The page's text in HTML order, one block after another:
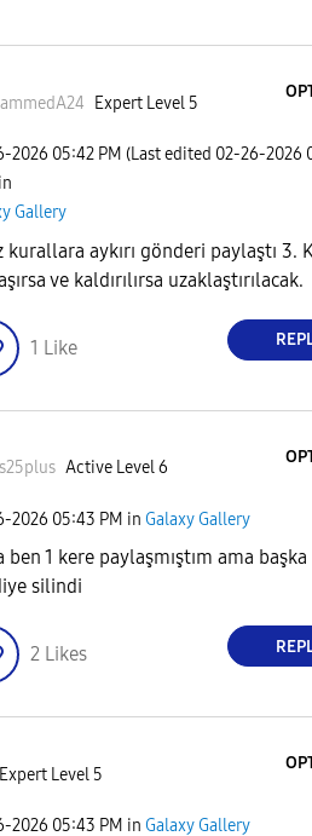
Expert Level 5
2026 05:42 PM (Last edited ‎02-26-2026
Gallery
kurallara aykırı gönderi paylaştı 3.
ve kaldırılırsa uzaklaştırılacak.
1 Like
Active Level 6
2026 05:43 PM in Galaxy Gallery
ben 1 kere paylaşmıştım ama
silindi
2 Likes
Expert Level 5
2026 05:43 PM in Galaxy Gallery